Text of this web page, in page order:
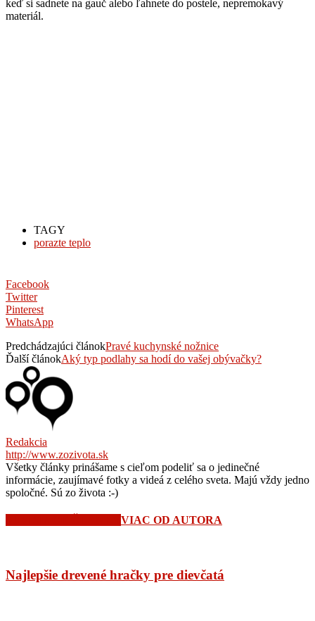
keď si sadnete na gauč alebo ľahnete do postele, nepremokavý
materiál.
TAGY
porazte teplo
Facebook
Twitter
Pinterest
WhatsApp
Predchádzajúci článokPravé kuchynské nožnice
Ďalší článokAký typ podlahy sa hodí do vašej obývačky?
Redakcia
http://www.zozivota.sk
Všetky články prinášame s cieľom podeliť sa o jedinečné
informácie, zaujímavé fotky a videá z celého sveta. Majú vždy jedno
spoločné. Sú zo života :-)
VIAC OD AUTORA
Najlepšie drevené hračky pre dievčatá